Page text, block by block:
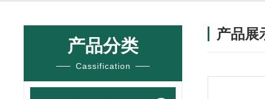
产品分类
Cassification
产品展